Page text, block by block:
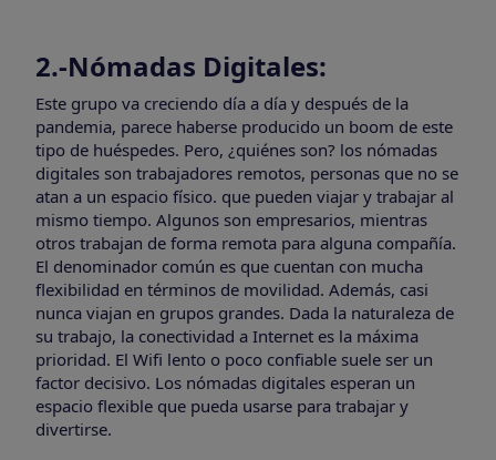
2.-Nómadas Digitales:
Este grupo va creciendo día a día y después de la
pandemia, parece haberse producido un boom de este
tipo de huéspedes. Pero, ¿quiénes son? los nómadas
digitales son trabajadores remotos, personas que no se
atan a un espacio físico. que pueden viajar y trabajar al
mismo tiempo. Algunos son empresarios, mientras
otros trabajan de forma remota para alguna compañía.
El denominador común es que cuentan con mucha
flexibilidad en términos de movilidad. Además, casi
nunca viajan en grupos grandes. Dada la naturaleza de
su trabajo, la conectividad a Internet es la máxima
prioridad. El Wifi lento o poco confiable suele ser un
factor decisivo. Los nómadas digitales esperan un
espacio flexible que pueda usarse para trabajar y
divertirse.